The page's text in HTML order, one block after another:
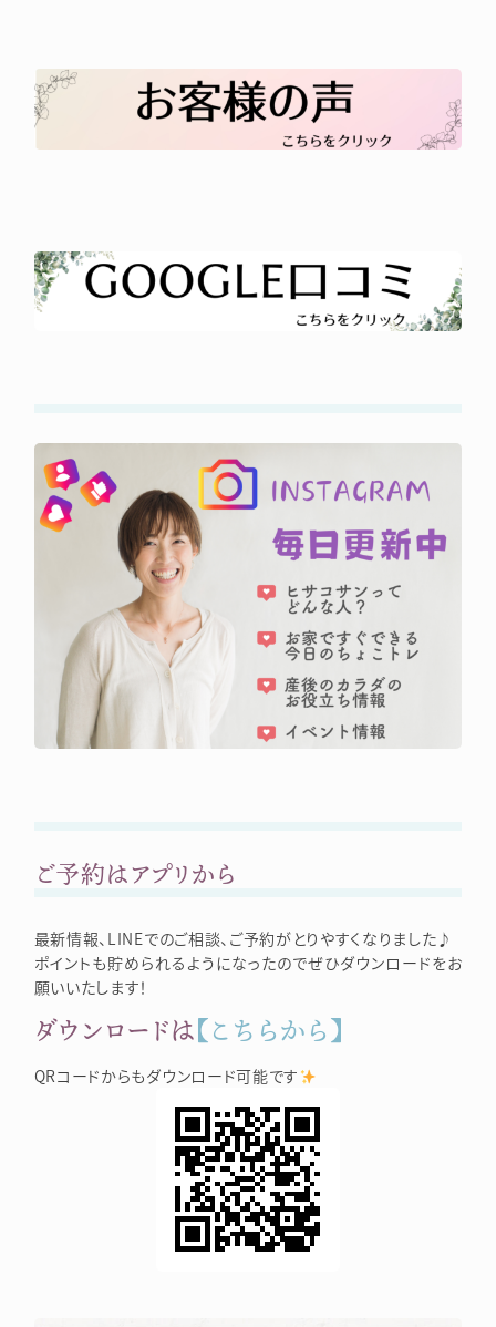
ご予約はアプリから
最新情報、LINEでのご相談、ご予約がとりやすくなりました♪
ポイントも貯められるようになったのでぜひダウンロードをお
願いいたします！
ダウンロードは【こちらから】
QRコードからもダウンロード可能です